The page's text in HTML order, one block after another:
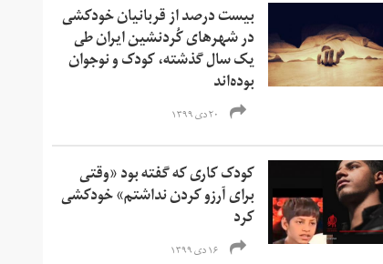
بیست درصد از قربانیان خودکشی
در شهرهای کُردنشین ایران طی
یک سال گذشته، کودک و نوجوان
بوده‌اند
۲۰ دی ۱۳۹۹
کودک کاری که گفته بود «وقتی
برای آرزو کردن نداشتم» خودکشی
کرد
۱۶ دی ۱۳۹۹